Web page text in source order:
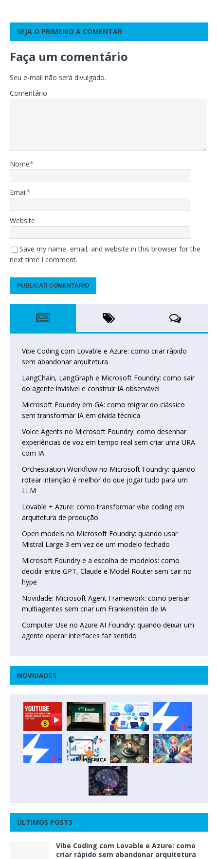
SEJA O PRIMEIRO A COMENTAR
Faça um comentário
Seu e-mail não será divulgado.
Comentário
Nome*
Email*
Website
Save my name, email, and website in this browser for the
next time I comment.
Vibe Coding com Lovable e Azure: como criar rápido
sem abandonar arquitetura
LangChain, LangGraph e Microsoft Foundry: como sair
do agente invisível e construir IA observável
Microsoft Foundry em GA: como migrar do clássico
sem transformar IA em dívida técnica
Voice Agents no Microsoft Foundry: como desenhar
experiências de voz em tempo real sem criar uma URA
com IA
Orchestration Workflow no Microsoft Foundry: quando
rotear intenção é melhor do que jogar tudo para um
LLM
Lovable + Azure: como transformar vibe coding em
arquitetura de produção
Open models no Microsoft Foundry: quando usar
Mistral Large 3 em vez de um modelo fechado
Microsoft Foundry e a escolha de modelos: como
decidir entre GPT, Claude e Model Router sem cair no
hype
Novidade: Microsoft Agent Framework: como pensar
multiagentes sem criar um Frankenstein de IA
Computer Use no Azure AI Foundry: quando deixar um
agente operar interfaces faz sentido
NOVIDADES
ÚLTIMOS POSTS
Vibe Coding com Lovable e Azure: como
criar rápido sem abandonar arquitetura